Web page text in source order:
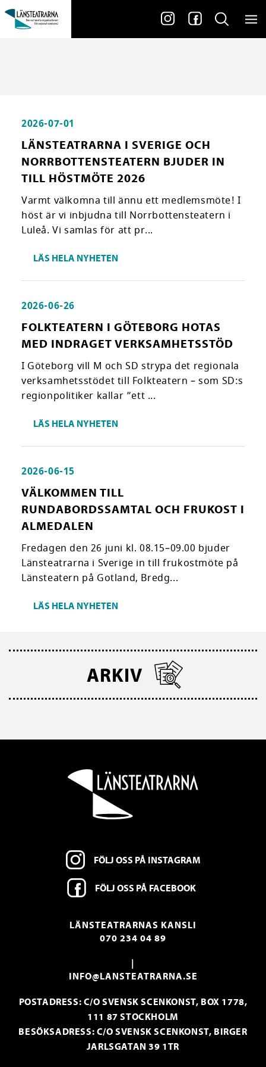
2026-07-01
LÄNSTEATRARNA I SVERIGE OCH
NORRBOTTENSTEATERN BJUDER IN
TILL HÖSTMÖTE 2026
Varmt välkomna till ännu ett medlemsmöte! I
höst är vi inbjudna till Norrbottensteatern i
Luleå. Vi samlas för att pr...
LÄS HELA NYHETEN
2026-06-26
FOLKTEATERN I GÖTEBORG HOTAS
MED INDRAGET VERKSAMHETSSTÖD
I Göteborg vill M och SD strypa det regionala
verksamhetsstödet till Folkteatern – som SD:s
regionpolitiker kallar ”ett ...
LÄS HELA NYHETEN
2026-06-15
VÄLKOMMEN TILL
RUNDABORDSSAMTAL OCH FRUKOST I
ALMEDALEN
Fredagen den 26 juni kl. 08.15–09.00 bjuder
Länsteatrarna i Sverige in till frukostmöte på
Länsteatern på Gotland, Bredg...
LÄS HELA NYHETEN
ARKIV
FÖLJ OSS PÅ INSTAGRAM
FÖLJ OSS PÅ FACEBOOK
LÄNSTEATRARNAS KANSLI
070 234 04 89
|
INFO@LANSTEATRARNA.SE
POSTADRESS: C/O SVENSK SCENKONST, BOX 1778,
111 87 STOCKHOLM
BESÖKSADRESS: C/O SVENSK SCENKONST, BIRGER
JARLSGATAN 39 1TR